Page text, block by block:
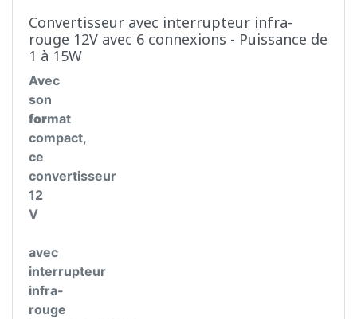
Convertisseur avec interrupteur infra-
rouge 12V avec 6 connexions - Puissance de
1 à 15W
Avec
son
format
compact,
ce
convertisseur
12
V
avec
interrupteur
infra-
rouge